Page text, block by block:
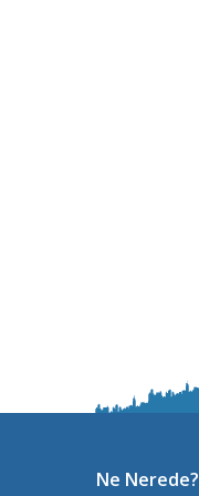
Ne Nerede?